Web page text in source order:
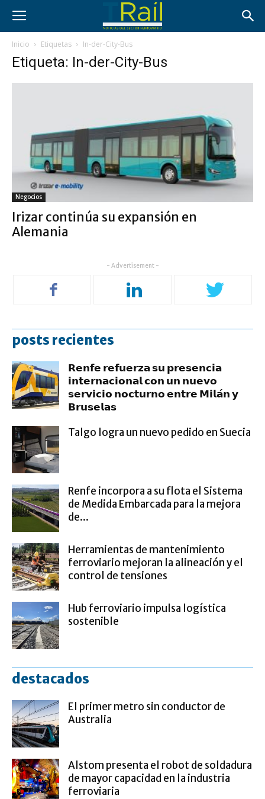
Inicio Etiquetas In-der-City-Bus
Etiqueta: In-der-City-Bus
Negocios
Irizar continúa su expansión en
Alemania
- Advertisement -
posts recientes
𝗥𝗲𝗻𝗳𝗲 𝗿𝗲𝗳𝘂𝗲𝗿𝘇𝗮 𝘀𝘂 𝗽𝗿𝗲𝘀𝗲𝗻𝗰𝗶𝗮
𝗶𝗻𝘁𝗲𝗿𝗻𝗮𝗰𝗶𝗼𝗻𝗮𝗹 𝗰𝗼𝗻 𝘂𝗻 𝗻𝘂𝗲𝘃𝗼
𝘀𝗲𝗿𝘃𝗶𝗰𝗶𝗼 𝗻𝗼𝗰𝘁𝘂𝗿𝗻𝗼 𝗲𝗻𝘁𝗿𝗲 𝗠𝗶𝗹𝗮́𝗻 𝘆
𝗕𝗿𝘂𝘀𝗲𝗹𝗮𝘀
Talgo logra un nuevo pedido en Suecia
Renfe incorpora a su flota el Sistema
de Medida Embarcada para la mejora
de...
Herramientas de mantenimiento
ferroviario mejoran la alineación y el
control de tensiones
Hub ferroviario impulsa logística
sostenible
destacados
El primer metro sin conductor de
Australia
Alstom presenta el robot de soldadura
de mayor capacidad en la industria
ferroviaria